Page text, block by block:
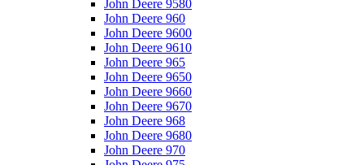
John Deere 9580
John Deere 960
John Deere 9600
John Deere 9610
John Deere 965
John Deere 9650
John Deere 9660
John Deere 9670
John Deere 968
John Deere 9680
John Deere 970